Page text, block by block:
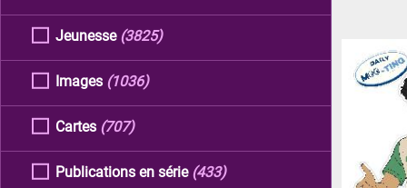
Jeunesse (3825)
Images (1036)
Cartes (707)
Publications en série (433)